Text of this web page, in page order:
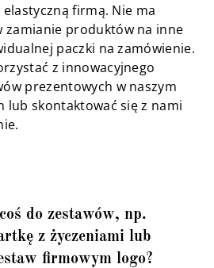
elastyczną firmą. Nie ma
zamianie produktów na inne
paczki na zamówienie.
z innowacyjnego
prezentowych w naszym
lub skontaktować się z nami
do zestawów, np.
z życzeniami lub
firmowym logo?